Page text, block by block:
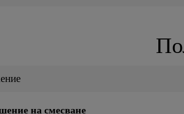
на смесване